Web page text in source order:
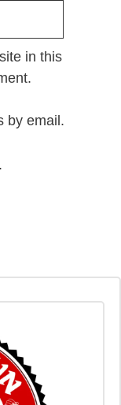
in this
by email.